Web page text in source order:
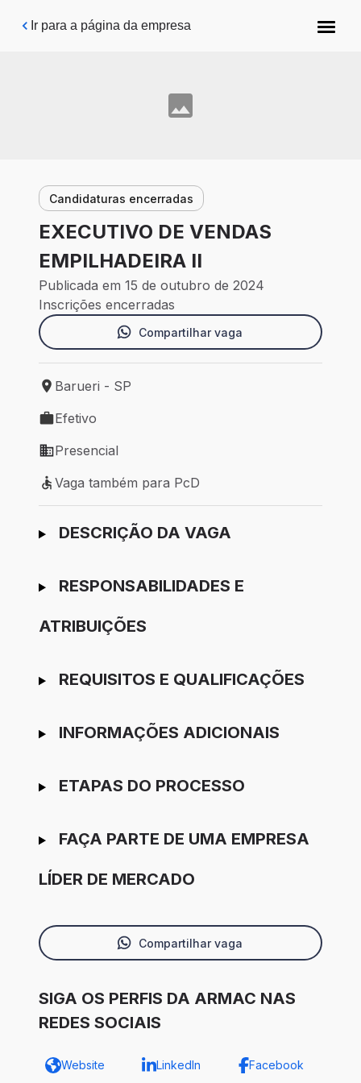
Pular para o conteúdo principal
Ir para a página da empresa
Candidaturas encerradas
EXECUTIVO DE VENDAS
EMPILHADEIRA II
Publicada em 15 de outubro de 2024
Inscrições encerradas
Compartilhar vaga
Local de trabalho: Barueri - SP
Barueri - SP
Tipo de vaga: Efetivo
Efetivo
Modelo de trabalho: Presencial
Presencial
Vaga também para PcD
Vaga também para PcD
Ir para candidatura
DESCRIÇÃO DA VAGA
RESPONSABILIDADES E
ATRIBUIÇÕES
REQUISITOS E QUALIFICAÇÕES
INFORMAÇÕES ADICIONAIS
ETAPAS DO PROCESSO
FAÇA PARTE DE UMA EMPRESA
LÍDER DE MERCADO
Compartilhar vaga
SIGA OS PERFIS DA ARMAC NAS
REDES SOCIAIS
Website LinkedIn Facebook